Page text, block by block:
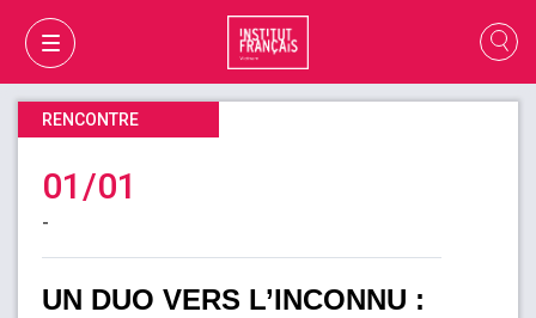
RENCONTRE
01/01
-
UN DUO VERS L’INCONNU :